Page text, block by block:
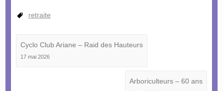
retraite
Cyclo Club Ariane – Raid des Hauteurs
17 mai 2026
Arboriculteurs – 60 ans